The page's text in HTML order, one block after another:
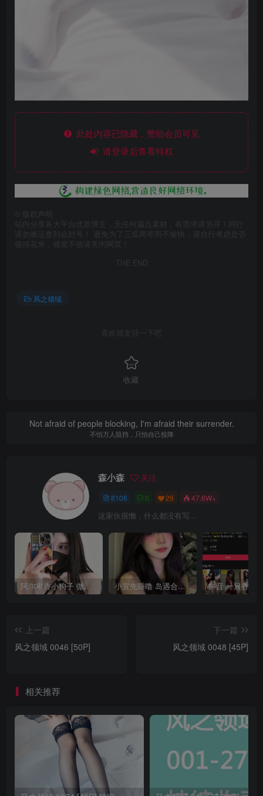
此处内容已隐藏，赞助会员可见
请登录后查看特权
版权声明
站内分享各大平台优质博主，无任何漏点素材，有需求请另寻！同行
请勿搬运查到会封号！ 避免为了三瓜两枣而不愉快，请自行考虑是否
值得花米，感觉不值请关闭网页！
THE END
风之领域
喜欢就支持一下吧
收藏
Not afraid of people blocking, I'm afraid their surrender.
不怕万人阻挡，只怕自己投降
森小森 关注
8106 0 29 47.6W+
这家伙很懒，什么都没有写...
阿尔卑香小狗子 微密圈合集[40套][持续更新2023.12.14] 小宣先睡噜 岛遇合集[持续更新2025.08.27]
上一篇
风之领域 0046 [50P]
下一篇
风之领域 0048 [45P]
相关推荐